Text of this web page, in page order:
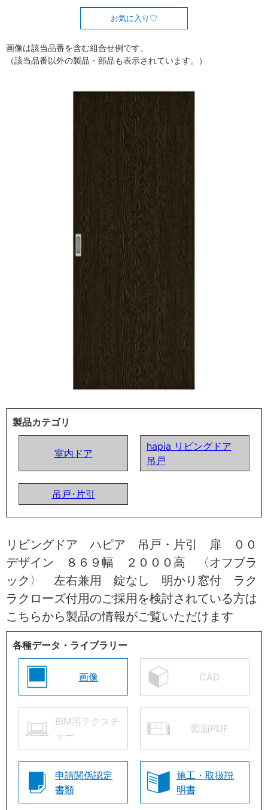
お気に入り
画像は該当品番を含む組合せ例です。
（該当品番以外の製品・部品も表示されています。）
製品カテゴリ
室内ドア
hapia リビングドア
吊戸
吊戸･片引
リビングドア ハピア 吊戸・片引 扉 ００
デザイン ８６９幅 ２０００高 〈オフブラ
ック〉 左右兼用 錠なし 明かり窓付 ラク
ラクローズ付用のご採用を検討されている方は
こちらから製品の情報がご覧いただけます
各種データ・ライブラリー
画像 CAD
BIM用テクスチ
ャー
図面PDF
申請関係認定
書類
施工・取扱説
明書